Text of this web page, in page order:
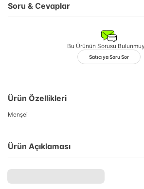
Soru & Cevaplar
Bu Ürünün Sorusu
Satıcıya Soru Sor
Ürün Özellikleri
Menşei
Ürün Açıklaması